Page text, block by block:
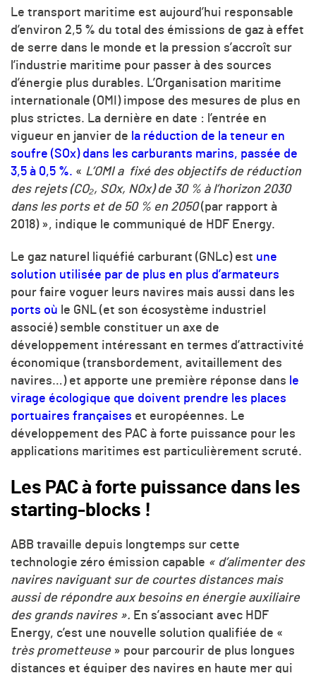
Le transport maritime est aujourd’hui responsable
d’environ 2,5 % du total des émissions de gaz à effet
de serre dans le monde et la pression s’accroît sur
l’industrie maritime pour passer à des sources
d’énergie plus durables. L’Organisation maritime
internationale (OMI) impose des mesures de plus en
plus strictes. La dernière en date : l’entrée en
vigueur en janvier de la réduction de la teneur en
soufre (SOx) dans les carburants marins, passée de
3,5 à 0,5 %. « L’OMI a fixé des objectifs de réduction
des rejets (CO₂, SOx, NOx) de 30 % à l’horizon 2030
dans les ports et de 50 % en 2050(par rapport à
2018)», indique le communiqué de HDF Energy.
Le gaz naturel liquéfié carburant (GNLc) est une
solution utilisée par de plus en plus d’armateurs
pour faire voguer leurs navires mais aussi dans les
ports où le GNL (et son écosystème industriel
associé) semble constituer un axe de
développement intéressant en termes d’attractivité
économique (transbordement, avitaillement des
navires…) et apporte une première réponse dans le
virage écologique que doivent prendre les places
portuaires françaises et européennes. Le
développement des PAC à forte puissance pour les
applications maritimes est particulièrement scruté.
Les PAC à forte puissance dans les
starting-blocks !
ABB travaille depuis longtemps sur cette
technologie zéro émission capable « d’alimenter des
navires naviguant sur de courtes distances mais
aussi de répondre aux besoins en énergie auxiliaire
des grands navires». En s’associant avec HDF
Energy, c’est une nouvelle solution qualifiée de «
très prometteuse » pour parcourir de plus longues
distances et équiper des navires en haute mer qui